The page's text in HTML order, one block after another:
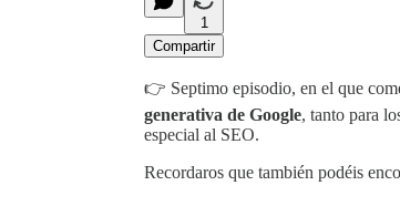
1
Compartir
👉 Septimo episodio, en el que
generativa de Google, tanto para
especial al SEO.
Recordaros que también podéis